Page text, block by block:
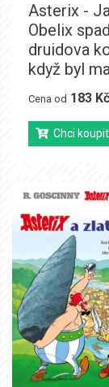
Asterix -
Obelix
druidova
když byl
Cena od 183 Kč
Chci koupit